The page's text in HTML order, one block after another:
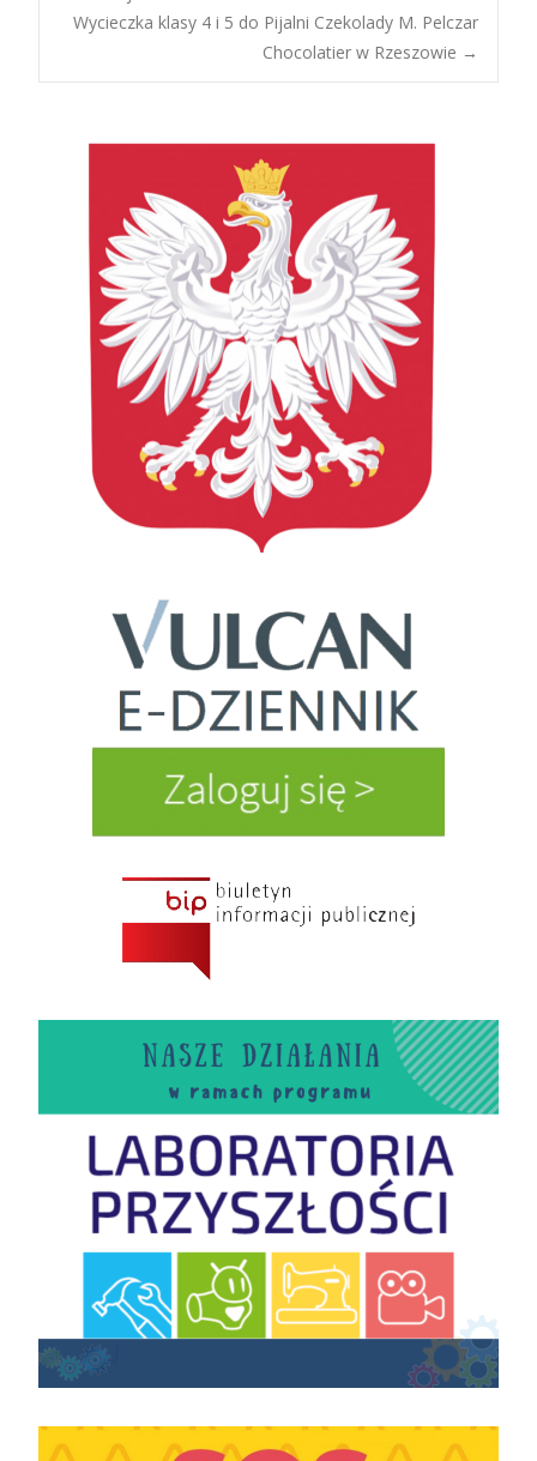
navigation
Wycieczka klasy 4 i 5 do Pijalni Czekolady M. Pelczar
Chocolatier w Rzeszowie →